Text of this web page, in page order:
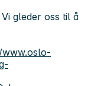
gleder oss til å